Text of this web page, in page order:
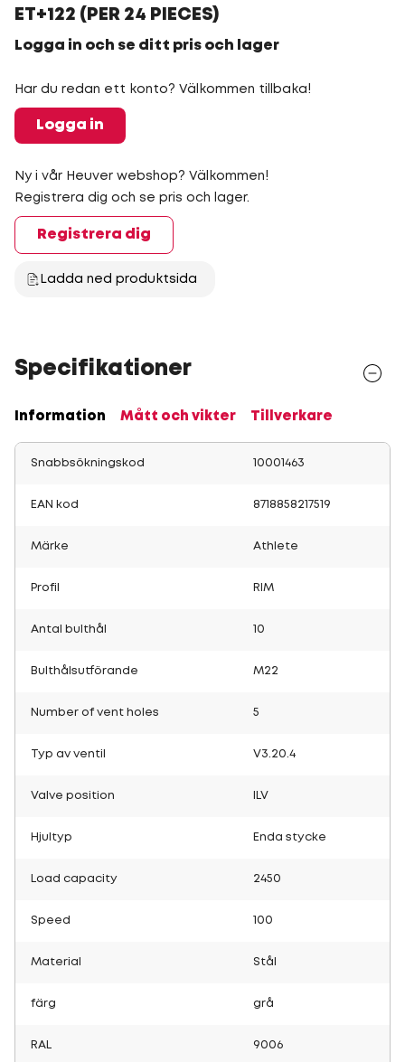
ET+122 (PER 24 PIECES)
Logga in och se ditt pris och lager
Har du redan ett konto? Välkommen tillbaka!
Logga in
Ny i vår Heuver webshop? Välkommen!
Registrera dig och se pris och lager.
Registrera dig
Ladda ned produktsida
Specifikationer
Information Mått och vikter Tillverkare
Snabbsökningskod 10001463
EAN kod 8718858217519
Märke Athlete
Profil RIM
Antal bulthål 10
Bulthålsutförande M22
Number of vent holes 5
Typ av ventil V3.20.4
Valve position ILV
Hjultyp Enda stycke
Load capacity 2450
Speed 100
Material Stål
färg grå
RAL 9006